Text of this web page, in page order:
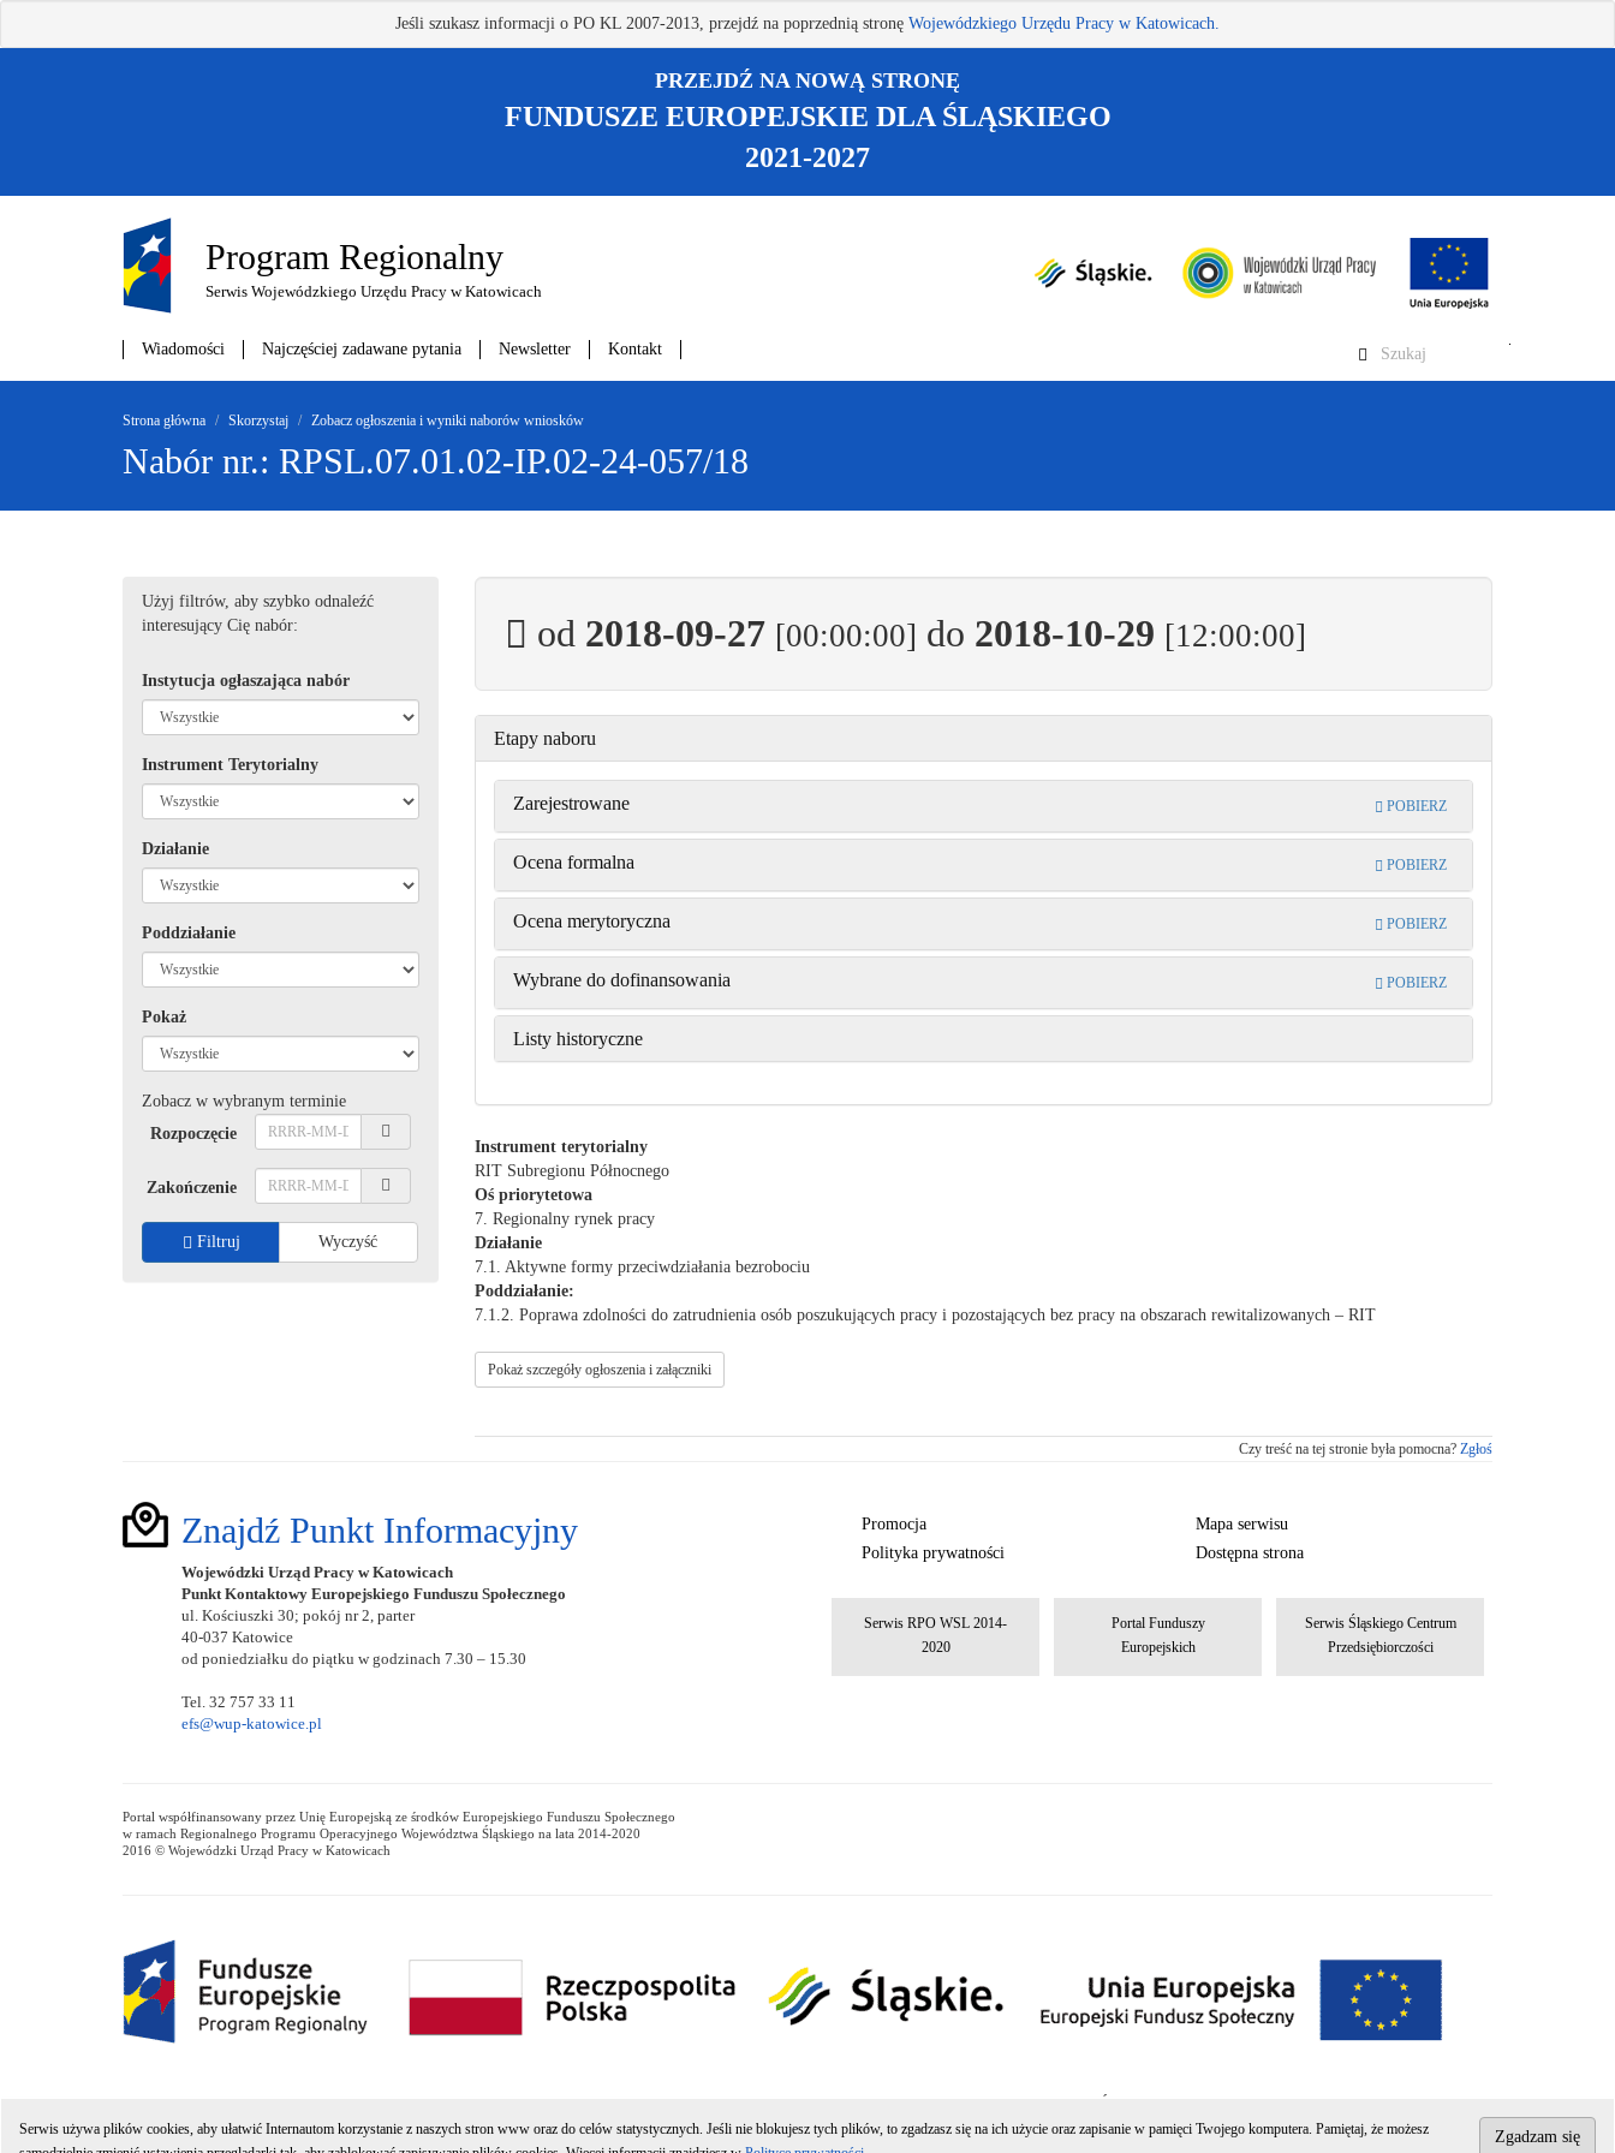
Jeśli szukasz informacji o PO KL 2007-2013, przejdź na poprzednią stronę Wojewódzkiego Urzędu Pracy w Katowicach.
PRZEJDŹ NA NOWĄ STRONĘ
FUNDUSZE EUROPEJSKIE DLA ŚLĄSKIEGO
2021-2027
Program Regionalny
Serwis Wojewódzkiego Urzędu Pracy w Katowicach
Wiadomości Najczęściej zadawane pytania Newsletter Kontakt wyszukaj
w
Strona główna Skorzystaj Zobacz ogłoszenia i wyniki naborów wniosków
Nabór nr.: RPSL.07.01.02-IP.02-24-057/18
Użyj filtrów, aby szybko odnaleźć
interesujący Cię nabór:
Instytucja ogłaszająca nabór
Instrument Terytorialny
Działanie
Poddziałanie
Pokaż
Zobacz w wybranym terminie
Rozpoczęcie
Zakończenie
Filtruj Wyczyść
od 2018-09-27 [00:00:00] do 2018-10-29 [12:00:00]
Etapy naboru
Zarejestrowane POBIERZ
Ocena formalna POBIERZ
Ocena merytoryczna POBIERZ
Wybrane do dofinansowania POBIERZ
Listy historyczne
Instrument terytorialny
RIT Subregionu Północnego
Oś priorytetowa
7. Regionalny rynek pracy
Działanie
7.1. Aktywne formy przeciwdziałania bezrobociu
Poddziałanie:
7.1.2. Poprawa zdolności do zatrudnienia osób poszukujących pracy i pozostających bez pracy na obszarach rewitalizowanych – RIT
Pokaż szczegóły ogłoszenia i załączniki
Czy treść na tej stronie była pomocna? Zgłoś
Znajdź Punkt Informacyjny
Wojewódzki Urząd Pracy w Katowicach
Punkt Kontaktowy Europejskiego Funduszu Społecznego
ul. Kościuszki 30; pokój nr 2, parter
40-037 Katowice
od poniedziałku do piątku w godzinach 7.30 – 15.30
Tel. 32 757 33 11
efs@wup-katowice.pl
Promocja
Mapa serwisu
Polityka prywatności
Dostępna strona
Serwis RPO WSL 2014-
2020
Portal Funduszy
Europejskich
Serwis Śląskiego Centrum
Przedsiębiorczości
Portal współfinansowany przez Unię Europejską ze środków Europejskiego Funduszu Społecznego
w ramach Regionalnego Programu Operacyjnego Województwa Śląskiego na lata 2014-2020
2016 © Wojewódzki Urząd Pracy w Katowicach
Zgadzam się
Serwis używa plików cookies, aby ułatwić Internautom korzystanie z naszych stron www oraz do celów statystycznych. Jeśli nie blokujesz tych plików, to zgadzasz się na ich użycie oraz zapisanie w pamięci Twojego komputera. Pamiętaj, że możesz